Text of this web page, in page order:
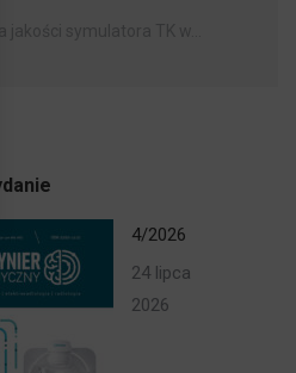
4/2026
24 lipca
2026